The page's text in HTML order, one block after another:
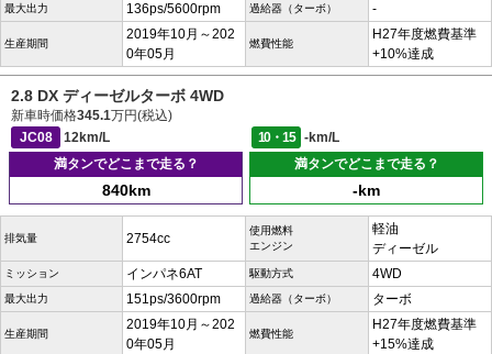
最大出力 136ps/5600rpm 過給器（ターボ） -
生産期間
2019年10月～202
0年05月
燃費性能
H27年度燃費基準
+10%達成
2.8 DX ディーゼルターボ 4WD
新車時価格345.1万円(税込)
JC08
12km/L 10・15
-km/L
満タンでどこまで走る？
840km
満タンでどこまで走る？
-km
排気量 2754cc
使用燃料
エンジン
軽油
ディーゼル
ミッション インパネ6AT 駆動方式 4WD
最大出力 151ps/3600rpm 過給器（ターボ） ターボ
生産期間
2019年10月～202
0年05月
燃費性能
H27年度燃費基準
+15%達成